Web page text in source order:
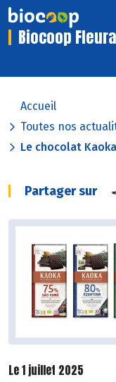
Biocoop
Accueil
Toutes nos
Le chocolat
Partager sur
Le 1 juillet 2025